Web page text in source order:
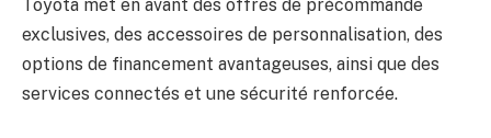
Toyota met en avant des offres de précommande
exclusives, des accessoires de personnalisation, des
options de financement avantageuses, ainsi que des
services connectés et une sécurité renforcée.